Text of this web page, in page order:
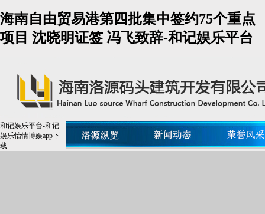
海南自由贸易港第四批集中签约75个重点
项目 沈晓明证签 冯飞致辞-和记娱乐平台
和记娱乐平台-和记
娱乐怡情博娱app下
载